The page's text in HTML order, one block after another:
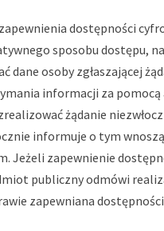
dostępności
sposobu dostępu,
dane osoby zgłaszającej
informacji za
żądanie
informuje o tym
Jeżeli zapewnienie
publiczny odmówi
zapewniana